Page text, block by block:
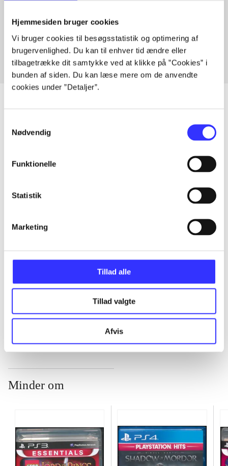
Hjemmesiden bruger cookies
Vi bruger cookies til besøgsstatistik og optimering af
brugervenlighed. Du kan til enhver tid ændre eller
tilbagetrække dit samtykke ved at klikke på ”Cookies” i
bunden af siden. Du kan læse mere om de anvendte
cookies under ”Detaljer”.
Nødvendig
Funktionelle
Statistik
Marketing
Tillad alle
Tillad valgte
Afvis
Artikler med samme emner
Artikler
Minder om